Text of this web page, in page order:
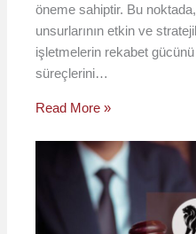
öneme sahiptir. Bu
unsurlarının etkin ve
işletmelerin rekabet
süreçlerini…
Read More »